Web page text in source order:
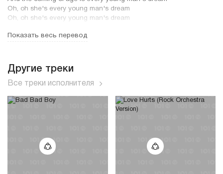
Oh, oh she's every young man's dream
Oh, oh she's every young man's dream
She was the first for me
She was a nurse for me
She could take me up to heights I've never been
And the coming of age is every young man's dream
Oh, oh, she's every young man's dream
Oh, oh she's every young man's dream
Oh, tu es toujours dans mon coeur
Показать весь перевод
Другие треки
Все треки исполнителя